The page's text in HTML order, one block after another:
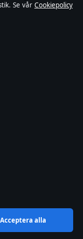
Se vår Cookiepolicy
Acceptera alla